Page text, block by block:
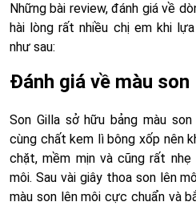
Những bài review, đánh giá về
hài lòng rất nhiều chị em khi
như sau:
Đánh giá về màu son
Son Gilla sở hữu bảng màu
cùng chất kem lì bông xốp nên
chặt, mềm mịn và cũng rất nhẹ
môi. Sau vài giây thoa son lên
màu son lên môi cực chuẩn và